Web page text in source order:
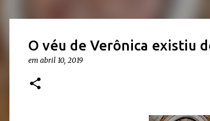
O véu de Verônica existiu
em abril 10, 2019